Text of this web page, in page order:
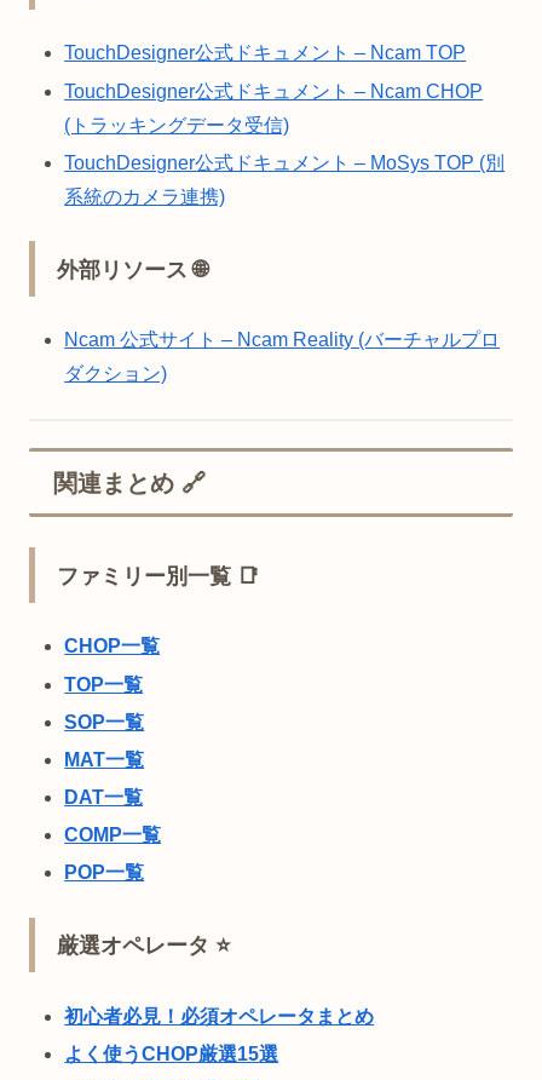
TouchDesigner公式ドキュメント – Ncam TOP
TouchDesigner公式ドキュメント – Ncam CHOP
(トラッキングデータ受信)
TouchDesigner公式ドキュメント – MoSys TOP (別
系統のカメラ連携)
外部リソース 🌐
Ncam 公式サイト – Ncam Reality (バーチャルプロ
ダクション)
関連まとめ 🔗
ファミリー別一覧 📑
CHOP一覧
TOP一覧
SOP一覧
MAT一覧
DAT一覧
COMP一覧
POP一覧
厳選オペレータ ⭐
初心者必見！必須オペレータまとめ
よく使うCHOP厳選15選